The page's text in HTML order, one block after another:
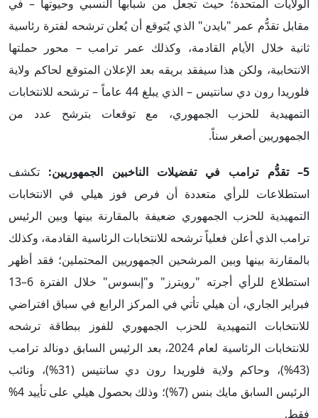
الولايات المتحدة؛ حيث تجعل من شبابها النسبي وحيوتها – في
مقابل تقدُّم عمر "بايدن" الذي يُتوقع أن يُعلن ترشحه لفترة رئاسية
ثانية خلال الأيام القادمة، وكذلك عمر ترامب – محور حملتها
الانتخابية، ولكن هذا سيفقد بريقه بعد الإعلان المتوقع لحاكم ولاية
فلوريدا رون دي سانتيس – الذي يبلغ 44 عاماً – ترشحه للانتخابات
التمهيدية للحزب الجمهوري، مع توقعات بترشح عدد من
الجمهوريين أصغر سناً.
5– تقدُّم ترامب في تفضيلات الناخبين الجمهوريين: تكشف
استطلاعات للرأي متعددة أن فرص فوز هيلي في الانتخابات
التمهيدية للحزب الجمهوري ضعيفة بالمقارنة بينها وبين الرئيس
ترامب الذي أعلن فعلياً ترشحه للانتخابات الرئاسية القادمة، وكذلك
بالمقارنة بينها وبين المرشحين الجمهوريين المحتملين؛ فقد أظهر
استطلاع للرأي أجرته "رويترز" و"إبسوس" خلال الفترة 6–13
فبراير الجاري، أن هيلي تأتي في المركز الرابع في سباق افتراضي
للانتخابات التمهيدية للحزب الجمهوري للفوز ببطاقة ترشحه
للانتخابات الرئاسية لعام 2024، بعد الرئيس السابق دونالد ترامب
(43%)، وحاكم ولاية فلوريدا رون دي سانتيس (31%)، ونائب
الرئيس السابق مايك بنس (7%)؛ وذلك بحصول هيلي على تأييد 4%
فقط.